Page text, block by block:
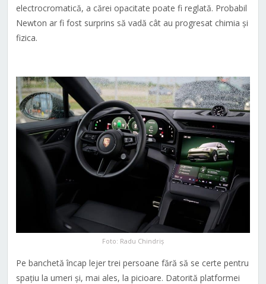
electrocromatică, a cărei opacitate poate fi reglată. Probabil
Newton ar fi fost surprins să vadă cât au progresat chimia și
fizica.
Foto: Radu Chindriș
Pe banchetă încap lejer trei persoane fără să se certe pentru
spațiu la umeri și, mai ales, la picioare. Datorită platformei